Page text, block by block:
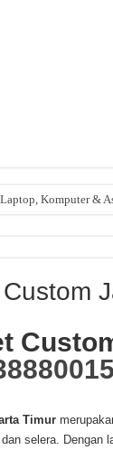
Komputer &
Timur
selera. Dengan